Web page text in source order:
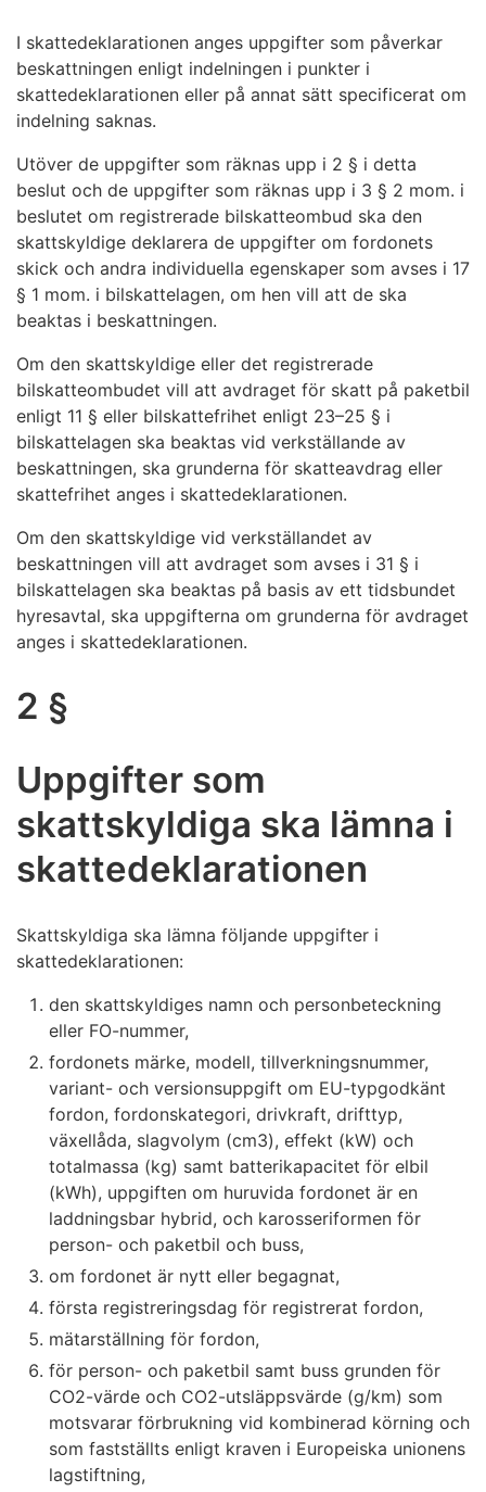
I skattedeklarationen anges uppgifter som påverkar
beskattningen enligt indelningen i punkter i
skattedeklarationen eller på annat sätt specificerat om
indelning saknas.
Utöver de uppgifter som räknas upp i 2 § i detta
beslut och de uppgifter som räknas upp i 3 § 2 mom. i
beslutet om registrerade bilskatteombud ska den
skattskyldige deklarera de uppgifter om fordonets
skick och andra individuella egenskaper som avses i 17
§ 1 mom. i bilskattelagen, om hen vill att de ska
beaktas i beskattningen.
Om den skattskyldige eller det registrerade
bilskatteombudet vill att avdraget för skatt på paketbil
enligt 11 § eller bilskattefrihet enligt 23–25 § i
bilskattelagen ska beaktas vid verkställande av
beskattningen, ska grunderna för skatteavdrag eller
skattefrihet anges i skattedeklarationen.
Om den skattskyldige vid verkställandet av
beskattningen vill att avdraget som avses i 31 § i
bilskattelagen ska beaktas på basis av ett tidsbundet
hyresavtal, ska uppgifterna om grunderna för avdraget
anges i skattedeklarationen.
2 §
Uppgifter som
skattskyldiga ska lämna i
skattedeklarationen
Skattskyldiga ska lämna följande uppgifter i
skattedeklarationen:
den skattskyldiges namn och personbeteckning
eller FO-nummer,
fordonets märke, modell, tillverkningsnummer,
variant- och versionsuppgift om EU-typgodkänt
fordon, fordonskategori, drivkraft, drifttyp,
växellåda, slagvolym (cm3), effekt (kW) och
totalmassa (kg) samt batterikapacitet för elbil
(kWh), uppgiften om huruvida fordonet är en
laddningsbar hybrid, och karosseriformen för
person- och paketbil och buss,
om fordonet är nytt eller begagnat,
första registreringsdag för registrerat fordon,
mätarställning för fordon,
för person- och paketbil samt buss grunden för
CO2-värde och CO2-utsläppsvärde (g/km) som
motsvarar förbrukning vid kombinerad körning och
som fastställts enligt kraven i Europeiska unionens
lagstiftning,